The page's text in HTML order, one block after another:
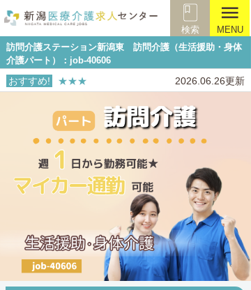
検索
menu
MENU
訪問介護ステーション新潟東 訪問介護（生活援助・身体
介護パート）：job-40606
おすすめ! ★★★ 2026.06.26更新